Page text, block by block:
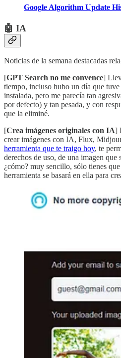
Google Algorithm Update
🤖 IA
Noticias de la semana destacadas
[GPT Search no me convence]
tiempo, incluso hubo un día que
instalada, pero me parecía tan
por defecto) y tan pesada, y con
que la eliminé.
[Crea imágenes originales con IA]
crear imágenes con IA, Flux,
herramienta que te traigo hoy, te
derechos de uso, de una imagen que
¿cómo? muy sencillo, sólo tienes
herramienta se basará en ella para